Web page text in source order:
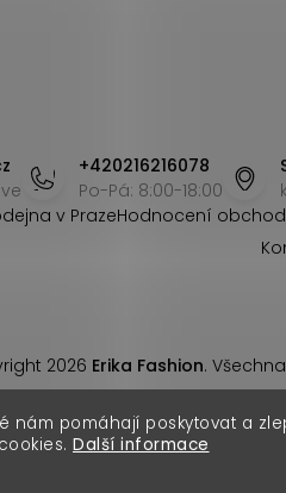
nám pomáhají poskytovat a
Další informace
+420216216078
Po-Pá: 8:00-18:00
v PrazeHodnocení
2026 Erika Fashion.